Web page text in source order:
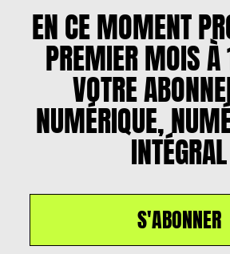
EN CE MOMENT
PREMIER MOIS À
VOTRE
NUMÉRIQUE,
INTÉGRAL
S'ABONNER
Jeanne Jacob, le